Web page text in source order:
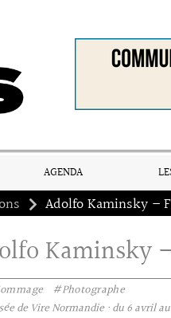
AGENDA
Kaminsky
#Photographe
de Vire Normandie · du 6 avril